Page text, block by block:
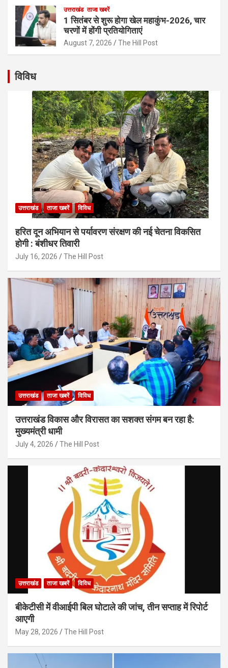
उत्तराखंड ताजा खबरें
1 सितंबर से शुरू होगा खेल महाकुंभ-2026, चार
चरणों में होंगी प्रतियोगिताएं
August 7, 2026 The Hill Post
विविध
उत्तराखंड ताजा खबरें विविध
हरित दून अभियान से पर्यावरण संरक्षण की नई चेतना विकसित
होगी : बंशीधर तिवारी
July 16, 2026 The Hill Post
उत्तराखंड ताजा खबरें विविध
उत्तराखंड विकास और विरासत का सशक्त संगम बन रहा है:
मुख्यमंत्री धामी
July 4, 2026 The Hill Post
उत्तराखंड ताजा खबरें विविध
बीकेटीसी में वीआईपी बिल घोटाले की जांच, तीन सप्ताह में रिपोर्ट
आएगी
May 28, 2026 The Hill Post